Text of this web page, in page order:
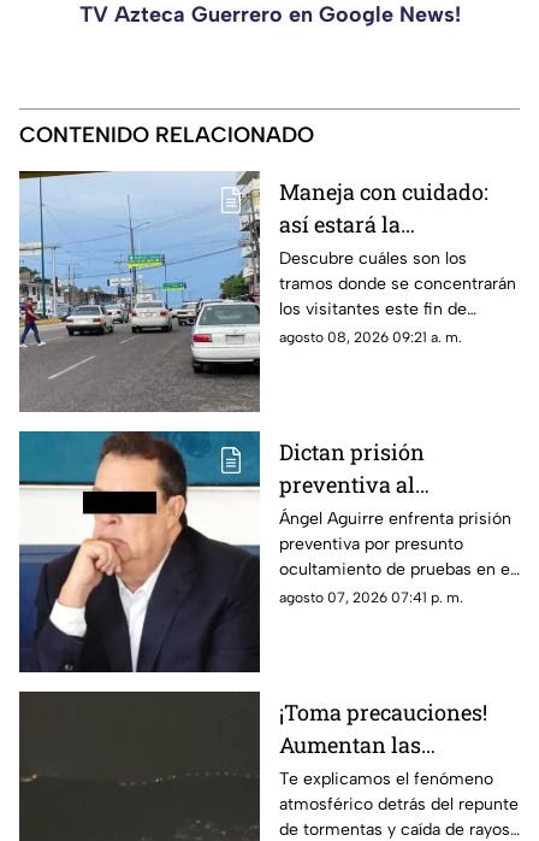
TV Azteca Guerrero en Google News!
CONTENIDO RELACIONADO
Maneja con cuidado:
así estará la
circulación hoy en
Acapulco
Descubre cuáles son los
tramos donde se concentrarán
los visitantes este fin de
semana y las rutas que
agosto 08, 2026 09:21 a. m.
Dictan prisión
preventiva al
exgobernador Ángel
Aguirre por presunto
ocultamiento de
pruebas en el caso
Ángel Aguirre enfrenta prisión
preventiva por presunto
ocultamiento de pruebas en el
caso de los 43 normalistas de
agosto 07, 2026 07:41 p. m.
¡Toma precauciones!
Aumentan las
tormentas eléctricas y
lluvias intensas en
Te explicamos el fenómeno
atmosférico detrás del repunte
de tormentas y caída de rayos